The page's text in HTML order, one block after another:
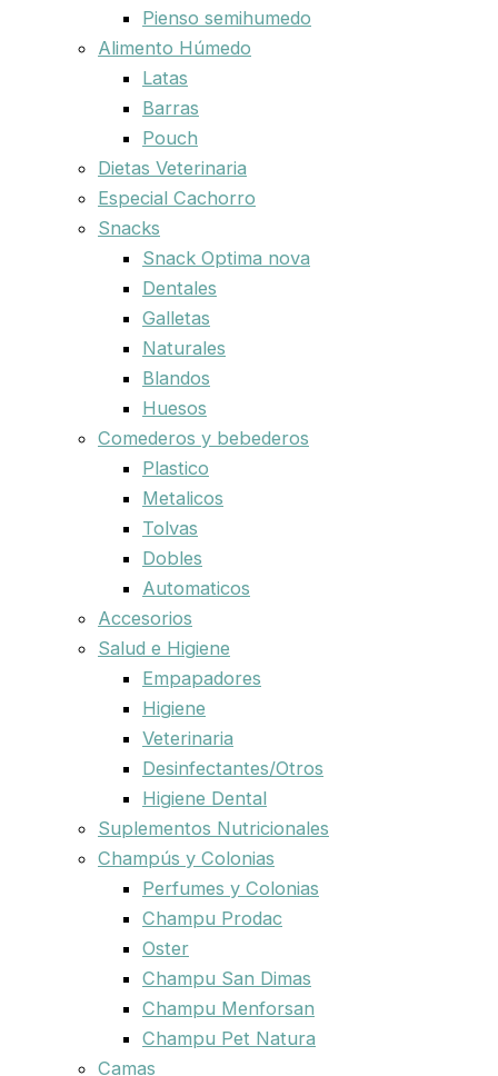
Pienso semihumedo
Alimento Húmedo
Latas
Barras
Pouch
Dietas Veterinaria
Especial Cachorro
Snacks
Snack Optima nova
Dentales
Galletas
Naturales
Blandos
Huesos
Comederos y bebederos
Plastico
Metalicos
Tolvas
Dobles
Automaticos
Accesorios
Salud e Higiene
Empapadores
Higiene
Veterinaria
Desinfectantes/Otros
Higiene Dental
Suplementos Nutricionales
Champús y Colonias
Perfumes y Colonias
Champu Prodac
Oster
Champu San Dimas
Champu Menforsan
Champu Pet Natura
Camas